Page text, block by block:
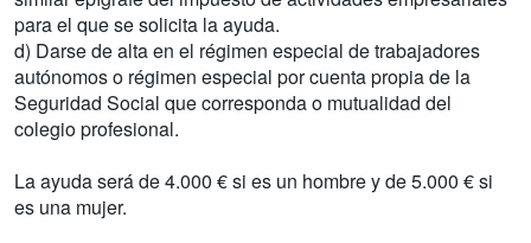
para el que se solicita la ayuda.
d) Darse de alta en el régimen especial de trabajadores
autónomos o régimen especial por cuenta propia de la
Seguridad Social que corresponda o mutualidad del
colegio profesional.
La ayuda será de 4.000 € si es un hombre y de 5.000 € si
es una mujer.